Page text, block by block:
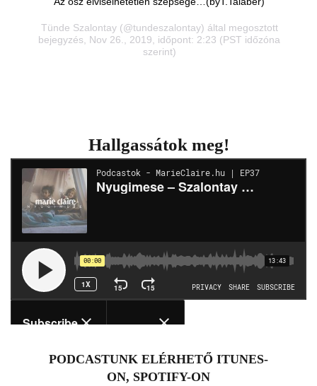
Tünde Szalontay(@tundeszalontay) által megosztott
bejegyzés, Nov 26., 2019, időpont: 2:23 (PST időzóna
szerint)
Hallgassátok meg!
PODCASTUNK ELÉRHETŐ ITUNES-
ON, SPOTIFY-ON